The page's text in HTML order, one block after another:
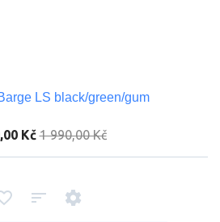
LS black/green/gum
Kč 1 990,00 Kč